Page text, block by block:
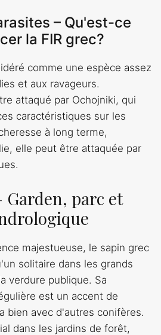
– Qu'est-ce
la FIR grec?
comme une espèce assez
et aux ravageurs.
attaqué par Ochojniki, qui
caractéristiques sur les
à long terme,
elle peut être attaquée par
parc et
majestueuse, le sapin grec
solitaire dans les grands
verdure publique. Sa
est un accent de
bien avec d'autres conifères.
dans les jardins de forêt,